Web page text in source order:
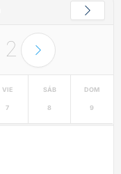
2
VIE
7
SÁB
8
DOM
9